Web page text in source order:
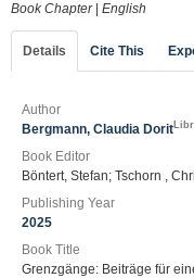
Book Chapter| English
Details Cite This
Author
Bergmann, Claudia Dorit
Book Editor
Böntert, Stefan; Tschorn ,
Publishing Year
2025
Book Title
Grenzgänge: Beiträge für